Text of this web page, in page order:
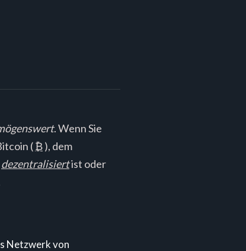
. Wenn Sie
(₿), dem
dezentralisiertist oder
Netzwerk von